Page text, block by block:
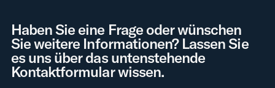
Haben Sie eine Frage oder wünschen
Sie weitere Informationen? Lassen Sie
es uns über das untenstehende
Kontaktformular wissen.